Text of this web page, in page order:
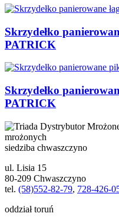
Skrzydełko
PATRICK
Skrzydełko
PATRICK
siedziba chwaszczyno
ul. Lisia 15
80-209 Chwaszczyno
tel. (58)552-82-79, 728-426-
oddział toruń